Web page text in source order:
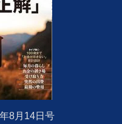
8月14日号